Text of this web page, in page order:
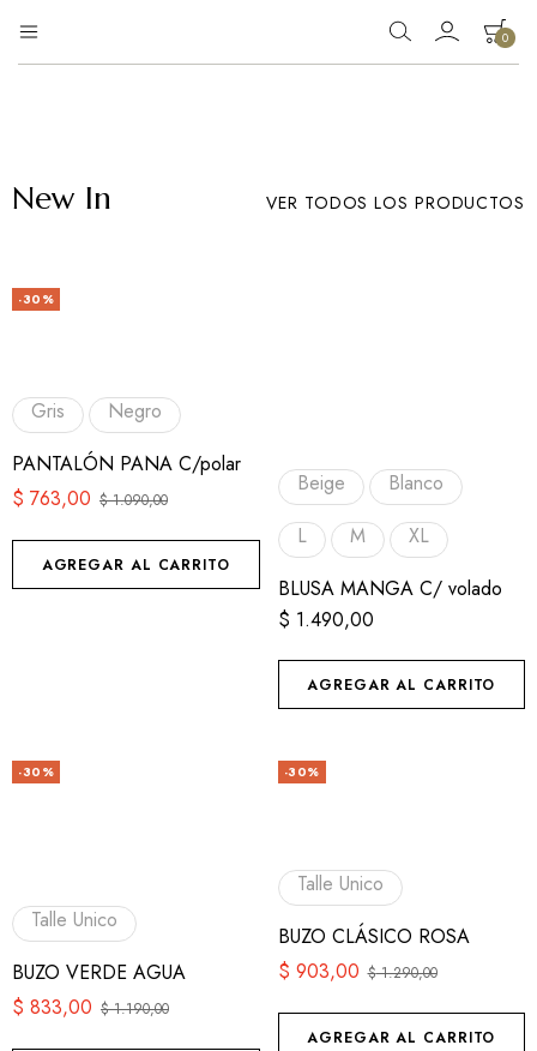
0
New In VER TODOS LOS PRODUCTOS
-30%
Gris
Negro
PANTALÓN PANA C/polar
$1.090,00
$ 763,00
AGREGAR AL CARRITO
Beige
Blanco
L
M
XL
BLUSA MANGA C/ volado
$ 1.490,00
AGREGAR AL CARRITO
-30%
Talle Unico
BUZO VERDE AGUA
$1.190,00
$ 833,00
-30%
Talle Unico
BUZO CLÁSICO ROSA
$1.290,00
$ 903,00
AGREGAR AL CARRITO